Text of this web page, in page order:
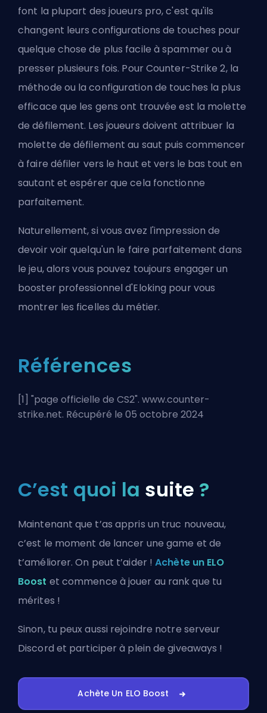
font la plupart des joueurs pro, c'est qu'ils
changent leurs configurations de touches pour
quelque chose de plus facile à spammer ou à
presser plusieurs fois. Pour Counter-Strike 2, la
méthode ou la configuration de touches la plus
efficace que les gens ont trouvée est la molette
de défilement. Les joueurs doivent attribuer la
molette de défilement au saut puis commencer
à faire défiler vers le haut et vers le bas tout en
sautant et espérer que cela fonctionne
parfaitement.
Naturellement, si vous avez l'impression de
devoir voir quelqu'un le faire parfaitement dans
le jeu, alors vous pouvez toujours engager un
booster professionnel d'Eloking pour vous
montrer les ficelles du métier.
Références
[1] "page officielle de CS2". www.counter-
strike.net. Récupéré le 05 octobre 2024
C’est quoi la suite ?
Maintenant que t’as appris un truc nouveau,
c’est le moment de lancer une game et de
t’améliorer. On peut t’aider !Achète un ELO
Boost et commence à jouer au rank que tu
mérites !
Sinon, tu peux aussi rejoindre notre serveur
Discord et participer à plein de giveaways !
Achète Un ELO Boost